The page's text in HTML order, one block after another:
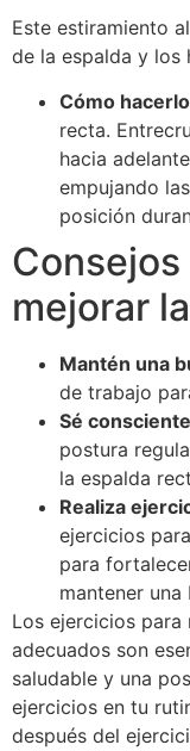
Este estiramiento
de la espalda y los
Cómo
recta.
hacia
empujando
posición
mejorar
Mantén una
de trabajo
Sé
postura
la espalda
Realiza
ejercicios
para
mantener una
Los ejercicios
adecuados son
saludable y una
ejercicios en tu
después del